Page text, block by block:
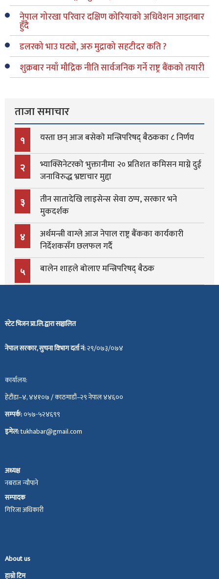
नेपाल गोरखा परिवार दक्षिण कोरियाको अधिवेशन आइतबार
हुँदै
डलरको भाउ घट्यो, अरु मुद्राको सहटीदर कति ?
शुक्रबार नयाँ मौद्रिक नीति सार्वजनिक गर्ने राष्ट्र बैंकको तयारी
ताजा समाचार
१ यस्ता छन् आज बसेको मन्त्रिपरिषद् बैठकका ८ निर्णय
२
भ्याक्सिनेटरको भुक्तानीमा २० प्रतिशत कमिसन माग्ने दुई
जनाविरुद्ध भ्रष्टाचार मुद्दा
३
तीन सातादेखि लाइसेन्स सेवा ठप्प, सरकार भने
मुकदर्शक
४
अर्थमन्त्री वाग्ले आज नेपाल राष्ट्र बैंकका कार्यकारी
निर्देशकसँग छलफल गर्दै
५ बालेन शाहले बोलाए मन्त्रिपरिषद् बैठक
स्टेट भिजन प्रा.लि.द्वारा सञ्चालित
नेपाल सरकार, सुचना विभाग दर्ता नं:२९/०७३/०७४
कार्यालय:
हेटौंडा–४, ४४१०७ / काठमाडौं–२९ नेपाल ४४६००
सम्पर्क:०५७-५२४६९९
इमेल:tukhabar@gmail.com
अध्यक्ष
नबराज न्यौपाने
सम्पादक
गिरिजा अधिकारी
About us
हाम्रो टिम